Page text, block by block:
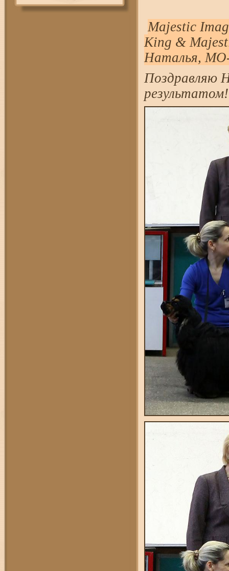
Majestic
King &
Наталья,
Поздравляю